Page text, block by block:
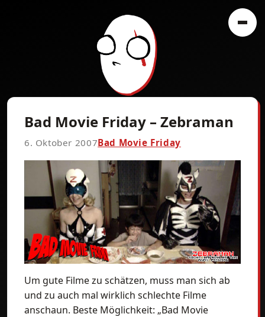
Bad Movie Friday – Zebraman
6. Oktober 2007Bad Movie Friday
Um gute Filme zu schätzen, muss man sich ab
und zu auch mal wirklich schlechte Filme
anschaun. Beste Möglichkeit: „Bad Movie